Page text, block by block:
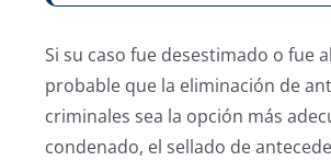
Si su caso fue desestimado o fue
probable que la eliminación de
criminales sea la opción más
condenado, el sellado de